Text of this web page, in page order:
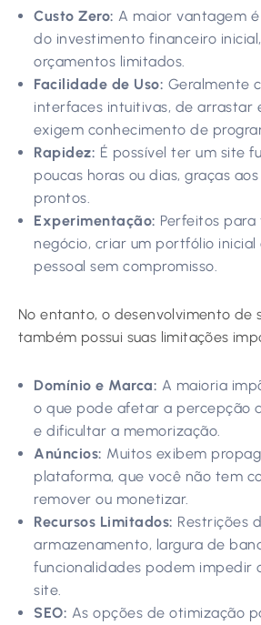
Custo Zero: A maior vantagem
do investimento financeiro
orçamentos limitados.
Facilidade de Uso: Geralmente
interfaces intuitivas, de arrastar
exigem conhecimento de
Rapidez: É possível ter um site
poucas horas ou dias, graças
prontos.
Experimentação: Perfeitos
negócio, criar um portfólio inicial
pessoal sem compromisso.
No entanto, o desenvolvimento de
também possui suas limitações
Domínio e Marca: A maioria
o que pode afetar a percepção
e dificultar a memorização.
Anúncios: Muitos exibem
plataforma, que você não tem
remover ou monetizar.
Recursos Limitados: Restrições
armazenamento, largura de
funcionalidades podem impedir
site.
SEO: As opções de otimização